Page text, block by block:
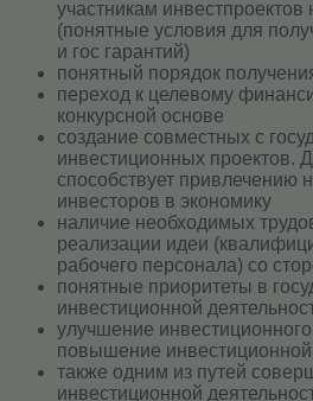
участникам инвестпроектов
(понятные условия для
и гос гарантий)
понятный порядок
переход к целевому
конкурсной основе
создание совместных с
инвестиционных проектов.
способствует привлечению
инвесторов в экономику
наличие необходимых
реализации идеи
рабочего персонала) со
понятные приоритеты в
инвестиционной
улучшение
повышение инвестиционной
также одним из путей
инвестиционной